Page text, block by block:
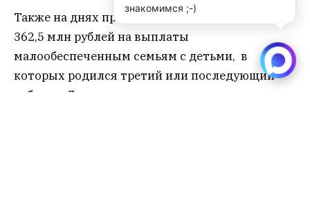
Также на днях правительство РФ выделило
362,5 млн рублей на выплаты
малообеспеченным семьям с детьми, в
которых родился третий или последующий
ребенок. Дополнительные средства выделены
знакомимся ;-)